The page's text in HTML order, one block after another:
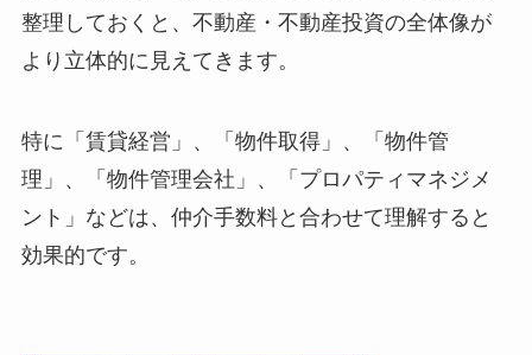
整理しておくと、不動産・不動産投資の全体像が
より立体的に見えてきます。
特に「賃貸経営」、「物件取得」、「物件管
理」、「物件管理会社」、「プロパティマネジメ
ント」などは、仲介手数料と合わせて理解すると
効果的です。